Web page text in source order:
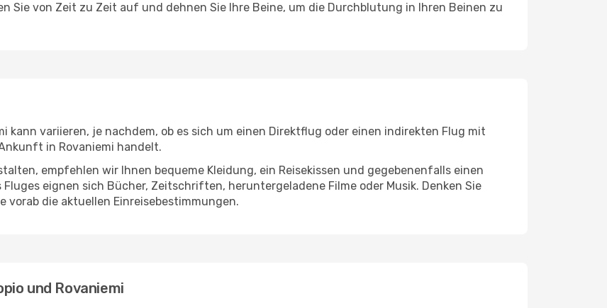
Sie von Zeit zu Zeit auf und dehnen Sie Ihre Beine, um die Durchblutung in Ihren Beinen zu
kann variieren, je nachdem, ob es sich um einen Direktflug oder einen indirekten Flug mit
in Rovaniemi handelt.
empfehlen wir Ihnen bequeme Kleidung, ein Reisekissen und gegebenenfalls einen
eignen sich Bücher, Zeitschriften, heruntergeladene Filme oder Musik. Denken Sie
vorab die aktuellen Einreisebestimmungen.
und Rovaniemi